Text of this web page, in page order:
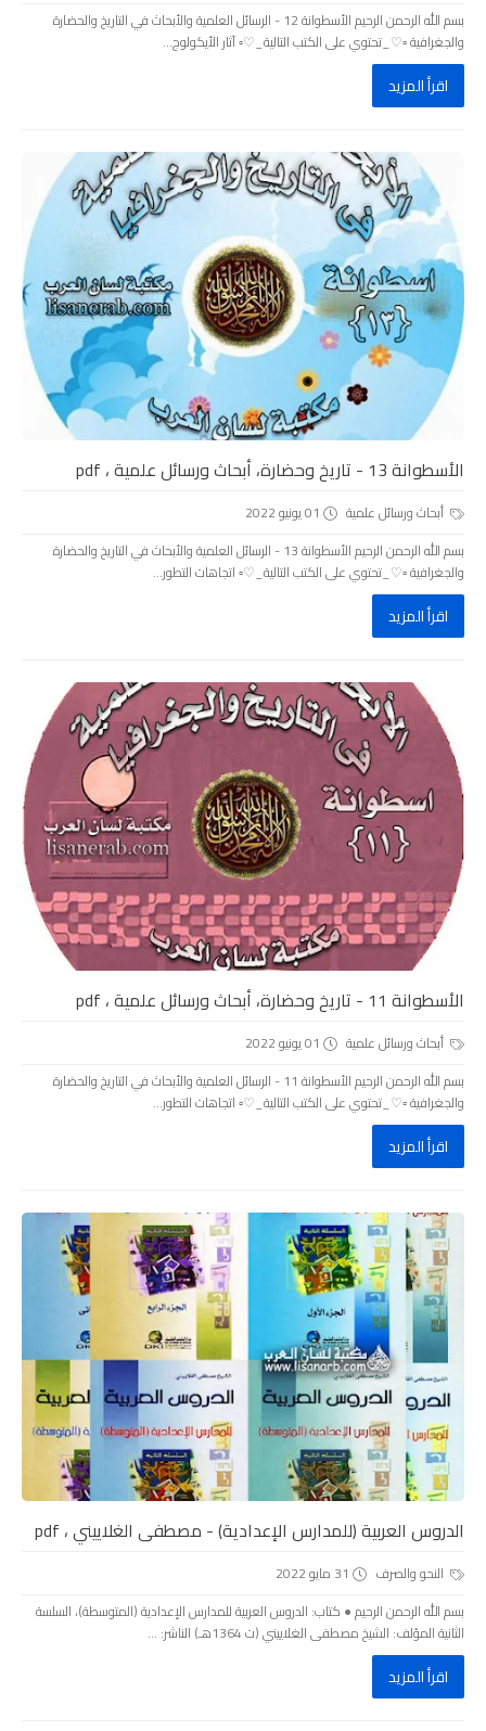
بسم الله الرحمن الرحيم الأسطوانة 12 - الرسائل العلمية والأبحاث في التاريخ والحضارة
والجغرافية ▫️♡_تحتوي على الكتب التالية_♡▫️ آثار الأيكولوج...
اقرأ المزيد
الأسطوانة 13 - تاريخ وحضارة، أبحاث ورسائل علمية ، pdf
أبحاث ورسائل علمية
01 يونيو 2022
بسم الله الرحمن الرحيم الأسطوانة 13 - الرسائل العلمية والأبحاث في التاريخ والحضارة
والجغرافية ▫️♡_تحتوي على الكتب التالية_♡▫️ اتجاهات التطور...
اقرأ المزيد
الأسطوانة 11 - تاريخ وحضارة، أبحاث ورسائل علمية ، pdf
أبحاث ورسائل علمية
01 يونيو 2022
بسم الله الرحمن الرحيم الأسطوانة 11 - الرسائل العلمية والأبحاث في التاريخ والحضارة
والجغرافية ▫️♡_تحتوي على الكتب التالية_♡▫️ اتجاهات التطور...
اقرأ المزيد
الدروس العربية (للمدارس الإعدادية) - مصطفى الغلاييني ، pdf
النحو والصرف
31 مايو 2022
بسم الله الرحمن الرحيم ● كتاب: الدروس العربية للمدارس الإعدادية (المتوسطة)، السلسة
الثانية المؤلف: الشيخ مصطفى الغلاييني (ت 1364هـ) الناشر: ...
اقرأ المزيد